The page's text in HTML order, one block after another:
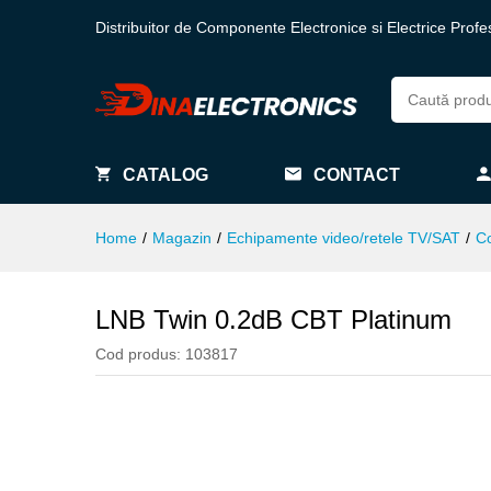
Distribuitor de Componente Electronice si Electrice
CATALOG CONTACT
Home / Magazin / Echipamente video/retele TV/SAT /
LNB Twin 0.2dB CBT Platinum
Cod produs: 103817